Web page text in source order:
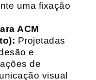
uma fixação
ACM
Projetadas
e
de
visual